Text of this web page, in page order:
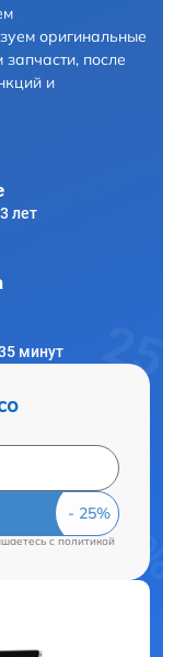
оригинальные
после
и
лет
минут
cполитикой